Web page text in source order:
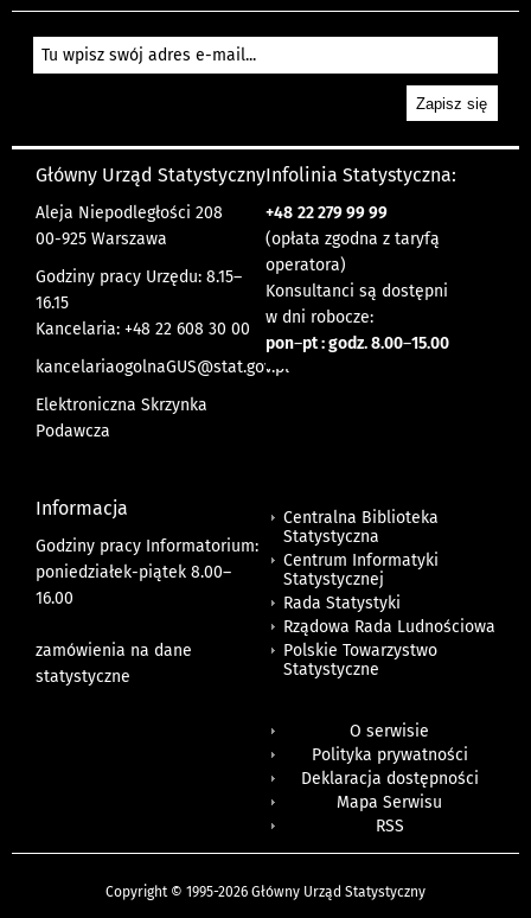
Główny Urząd Statystyczny
Aleja Niepodległości 208
00-925 Warszawa
Godziny pracy Urzędu: 8.15–
16.15
Kancelaria: +48 22 608 30 00
kancelariaogolnaGUS@stat.gov.pl
Elektroniczna Skrzynka
Podawcza
Infolinia Statystyczna:
+48 22 279 99 99
(opłata zgodna z taryfą
operatora)
Konsultanci są dostępni
w dni robocze:
pon–pt : godz. 8.00–15.00
Informacja
Godziny pracy Informatorium:
poniedziałek-piątek 8.00–
16.00
zamówienia na dane
statystyczne
Centralna Biblioteka
Statystyczna
Centrum Informatyki
Statystycznej
Rada Statystyki
Rządowa Rada Ludnościowa
Polskie Towarzystwo
Statystyczne
O serwisie
Polityka prywatności
Deklaracja dostępności
Mapa Serwisu
RSS
Copyright © 1995-2026 Główny Urząd Statystyczny